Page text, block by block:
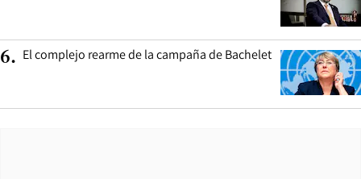
6. El complejo rearme de la campaña de Bachelet